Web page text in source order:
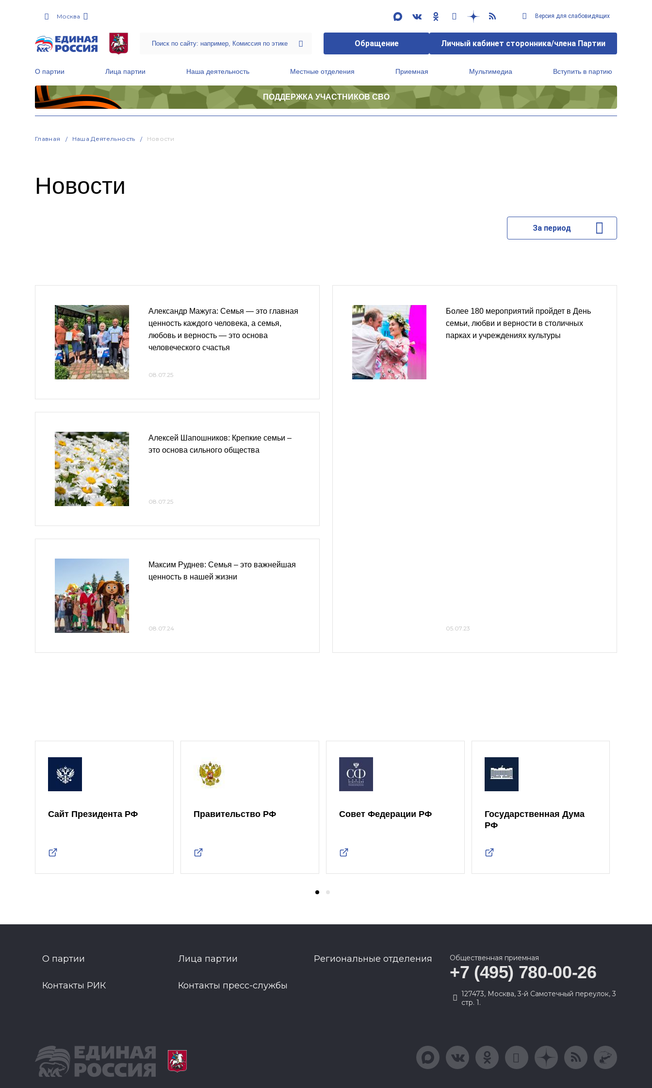
Москва Версия для слабовидящих
Обращение Личный кабинет сторонника/члена Партии
О партии Лица партии Наша деятельность Местные отделения Приемная Мультимедиа Вступить в партию
ПОДДЕРЖКА УЧАСТНИКОВ СВО
Главная Наша Деятельность Новости
Новости
За период
Александр Мажуга: Семья — это главная
ценность каждого человека, а семья,
любовь и верность — это основа
человеческого счастья
08.07.25
Алексей Шапошников: Крепкие семьи –
это основа сильного общества
08.07.25
Максим Руднев: Семья – это важнейшая
ценность в нашей жизни
08.07.24
Более 180 мероприятий пройдет в День
семьи, любви и верности в столичных
парках и учреждениях культуры
05.07.23
Сайт Президента РФ Правительство РФ Совет Федерации РФ
Государственная Дума
РФ
О партии Лица партии Региональные отделения
Контакты РИК Контакты пресс-службы
Общественная приемная
+7 (495) 780-00-26
127473, Москва, 3-й Самотечный переулок, 3
стр. 1.